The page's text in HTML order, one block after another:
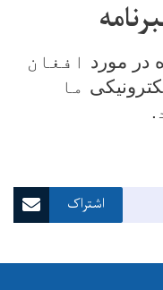
در مورد افغان
ما
اشتراک